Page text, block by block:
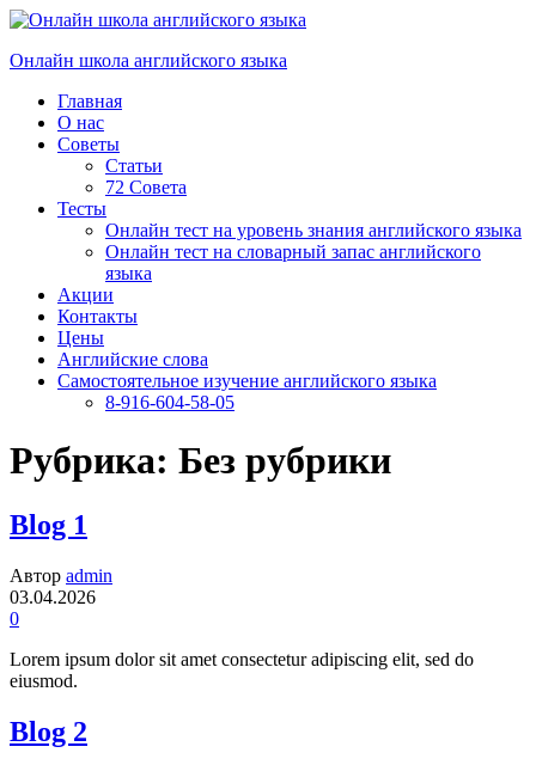
Перейти
содержимому
Онлайн школа английского языка
Главная
О нас
Советы
Статьи
72 Совета
Тесты
Онлайн тест на уровень знания английского языка
Онлайн тест на словарный запас английского
языка
Акции
Контакты
Цены
Английские слова
Самостоятельное изучение английского языка
8-916-604-58-05
Рубрика: Без рубрики
Blog 1
Автор admin
03.04.2026
0
Lorem ipsum dolor sit amet consectetur adipiscing elit, sed do
eiusmod.
Blog 2